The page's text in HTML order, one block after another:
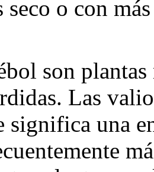
seco o con
son plantas
Las
significa una